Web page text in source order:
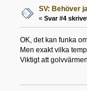
SV: Behöver
« Svar #4
OK, det kan funka
Men exakt vilka
Viktigt att